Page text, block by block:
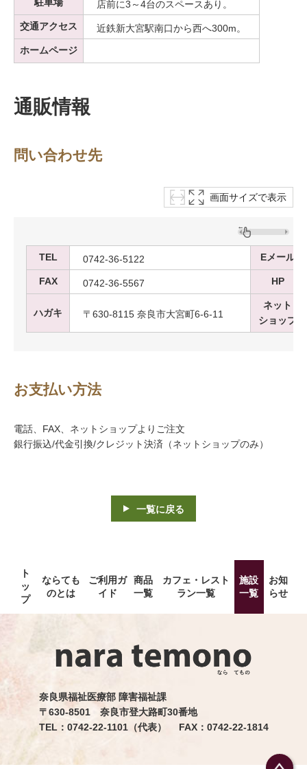
店前に3～4台のスペースあり。
交通アクセス
近鉄新大宮駅南口から西へ300m。
ホームページ
通販情報
問い合わせ先
画面サイズで表示
TEL 0742-36-5122 Eメール
FAX 0742-36-5567 HP
ハガキ 〒630-8115 奈良市大宮町6-6-11
ネット
ショップ
お支払い方法
電話、FAX、ネットショップよりご注文
銀行振込/代金引換/クレジット決済（ネットショップのみ）
一覧に戻る
ト
ッ
プ
ならても
のとは
ご利用ガ
イド
商品
一覧
カフェ・レスト
ラン一覧
施設
一覧
お知
らせ
奈良県福祉医療部 障害福祉課
〒630-8501 奈良市登大路町30番地
TEL：0742-22-1101（代表） FAX：0742-22-1814